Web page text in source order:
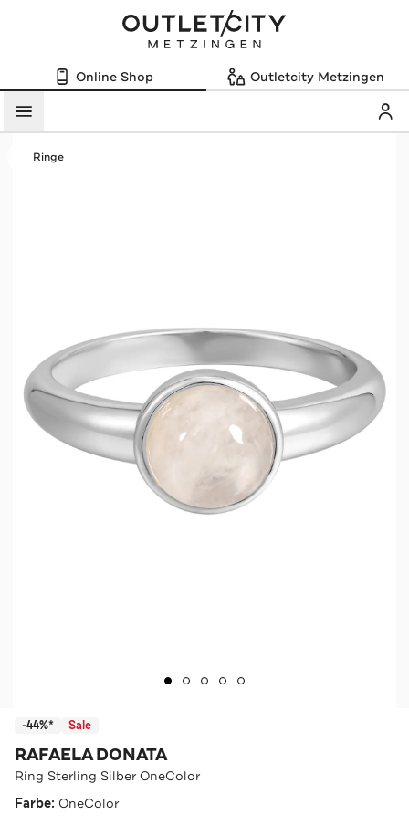
Online Shop Outletcity Metzingen
Menü
Ringe
-44%* Sale
RAFAELA DONATA
Ring Sterling Silber OneColor
Farbe: OneColor